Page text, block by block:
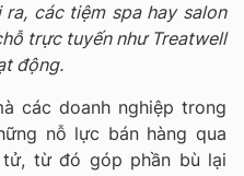
các tiệm spa hay salon
trực tuyến như Treatwell
động.
các doanh nghiệp trong
nỗ lực bán hàng qua
từ đó góp phần bù lại